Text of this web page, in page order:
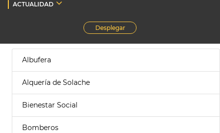
ACTUALIDAD
Desplegar
Albufera
Alquería de Solache
Bienestar Social
Bomberos